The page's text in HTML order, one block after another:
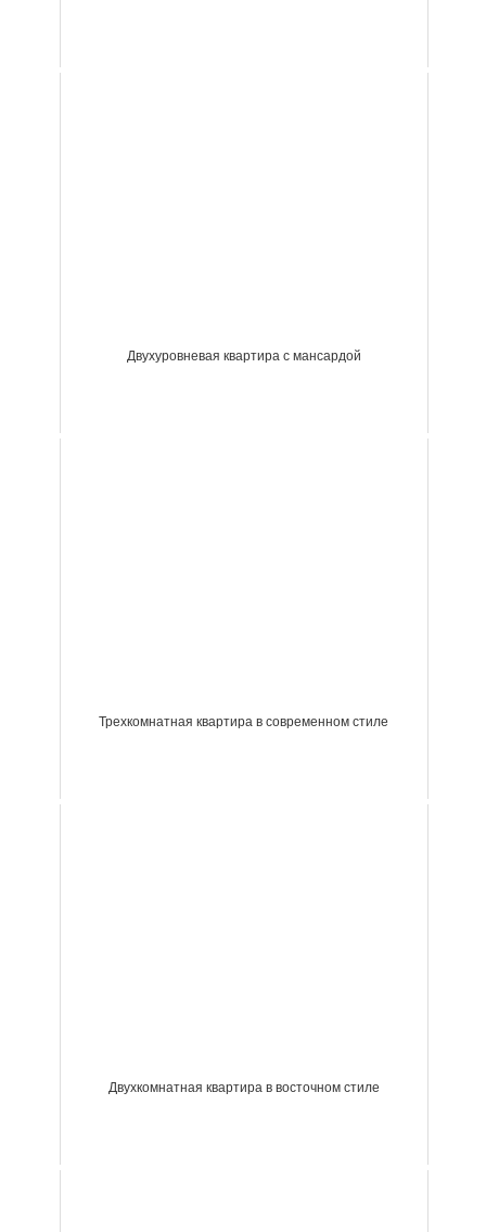
Двухуровневая квартира с мансардой
Трехкомнатная квартира в современном стиле
Двухкомнатная квартира в восточном стиле